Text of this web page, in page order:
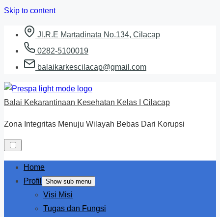
Skip to content
Jl.R.E Martadinata No.134, Cilacap
0282-5100019
balaikarkescilacap@gmail.com
Balai Kekarantinaan Kesehatan Kelas I Cilacap
Zona Integritas Menuju Wilayah Bebas Dari Korupsi
Home
Profil
Show sub menu
Visi Misi
Tugas dan Fungsi